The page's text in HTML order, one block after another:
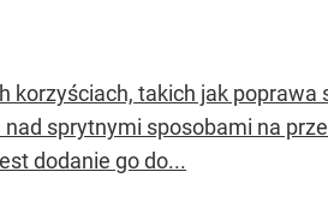
korzyściach, takich jak
sprytnymi sposobami na
dodanie go do...